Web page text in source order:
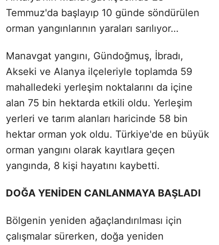
Temmuz'da başlayıp 10 günde söndürülen
orman yangınlarının yaraları sarılıyor…
Manavgat yangını, Gündoğmuş, İbradı,
Akseki ve Alanya ilçeleriyle toplamda 59
mahalledeki yerleşim noktalarını da içine
alan 75 bin hektarda etkili oldu. Yerleşim
yerleri ve tarım alanları haricinde 58 bin
hektar orman yok oldu. Türkiye'de en büyük
orman yangını olarak kayıtlara geçen
yangında, 8 kişi hayatını kaybetti.
DOĞA YENİDEN CANLANMAYA BAŞLADI
Bölgenin yeniden ağaçlandırılması için
çalışmalar sürerken, doğa yeniden